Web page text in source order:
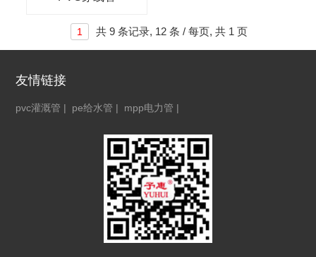
1 共 9 条记录, 12 条 / 每页, 共 1 页
友情链接
pvc灌溉管 | pe给水管 | mpp电力管 |